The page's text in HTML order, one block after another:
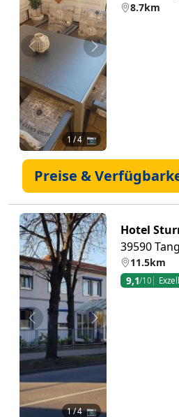
Zurück Weiter
1 / 4 📷
8.7km
Preise &
Zurück Weiter
1/ 4 📷
Hotel
39590
11.5km
9,1/10